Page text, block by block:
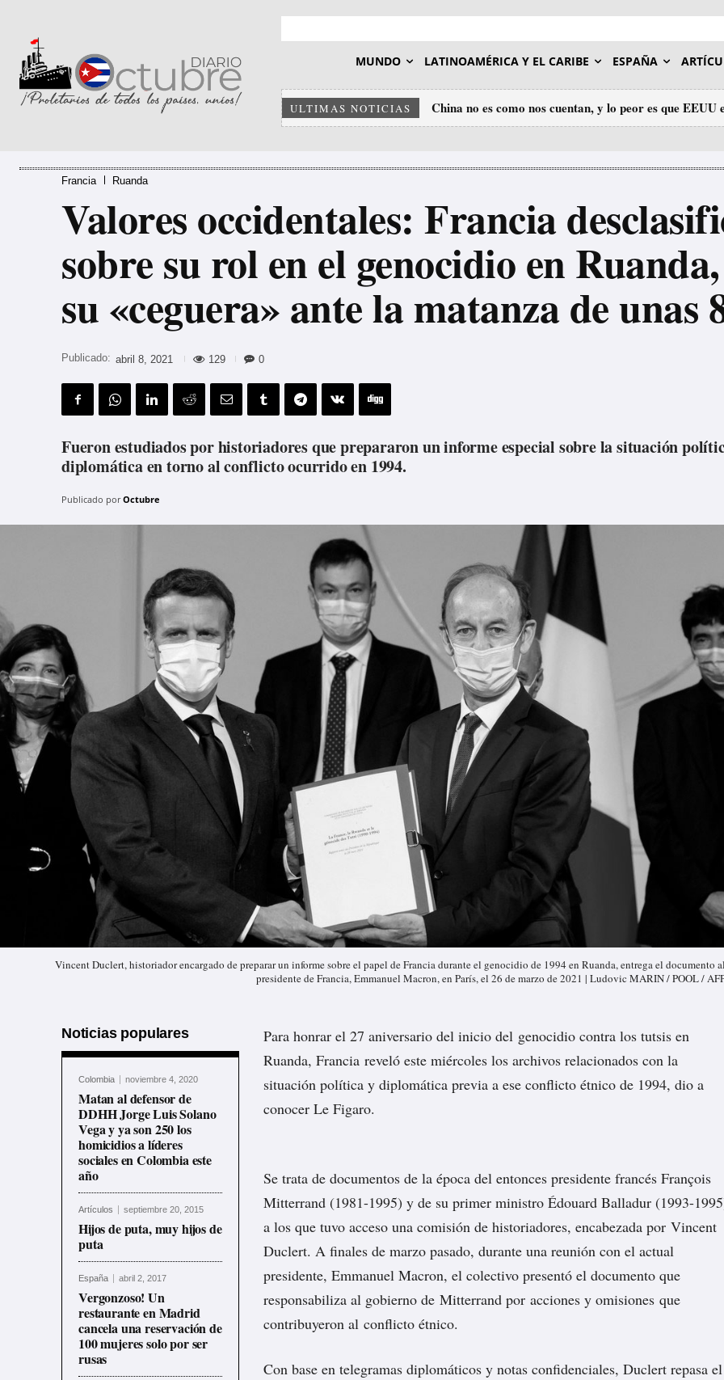
MUNDO LATINOAMÉRICA Y EL CARIBE ESPAÑA
ULTIMAS NOTICIAS China no es como nos cuentan, y lo peor es que EEUU
La operación militar contra el narcotráfico en el
Francia Ruanda
Valores occidentales: Francia
sobre su rol en el genocidio en
su «ceguera» ante la matanza de unas
Publicado: abril 8, 2021 129 0
Fueron estudiados por historiadores que prepararon un informe especial sobre la situación
diplomática en torno al conflicto ocurrido en 1994.
Publicado por Octubre
Vincent Duclert, historiador encargado de preparar un informe sobre el papel de Francia durante el genocidio de 1994 en Ruanda, entrega el documento
presidente de Francia, Emmanuel Macron, en París, el 26 de marzo de 2021 | Ludovic MARIN / POOL /
Noticias populares
Colombia noviembre 4, 2020
Matan al defensor de
DDHH Jorge Luis Solano
Vega y ya son 250 los
homicidios a líderes
sociales en Colombia este
año
Artículos septiembre 20, 2015
Hijos de puta, muy hijos de
puta
España abril 2, 2017
Vergonzoso! Un
restaurante en Madrid
cancela una reservación de
100 mujeres solo por ser
rusas
Para honrar el 27 aniversario del inicio del genocidio contra los tutsis en
Ruanda, Francia reveló este miércoles los archivos relacionados con la
situación política y diplomática previa a ese conflicto étnico de 1994, dio a
conocer Le Figaro.
Se trata de documentos de la época del entonces presidente francés François
Mitterrand (1981-1995) y de su primer ministro Édouard Balladur (1993-
a los que tuvo acceso una comisión de historiadores, encabezada por Vincent
Duclert. A finales de marzo pasado, durante una reunión con el actual
presidente, Emmanuel Macron, el colectivo presentó el documento que
responsabiliza al gobierno de Mitterrand por acciones y omisiones que
contribuyeron al conflicto étnico.
Con base en telegramas diplomáticos y notas confidenciales, Duclert repasa el